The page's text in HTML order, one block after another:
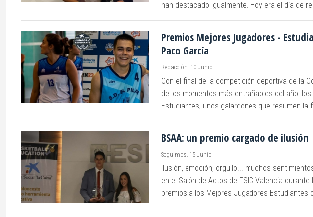
han destacado igualmente. Hoy era el día de
Premios Mejores Jugadores -
Paco García
Redacción. 10 Junio
Con el final de la competición deportiva de la
de los momentos más entrañables del año:
Estudiantes, unos galardones que resumen la
BSAA: un premio cargado de ilusión
Seguimos. 15 Junio
Ilusión, emoción, orgullo... muchos
en el Salón de Actos de ESIC Valencia
premios a los Mejores Jugadores Estudiantes